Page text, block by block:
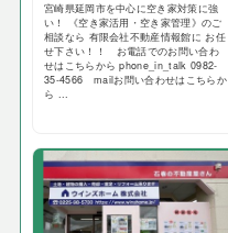
宮崎県延岡市を中心に空き家対策に強
い！ 《空き家活用・空き家管理》のご
相談なら 有限会社不動産情報館に お任
せ下さい！！ お電話でのお問い合わ
せはこちらから phone_in_talk 0982-
35-4566 mailお問い合わせはこちらか
ら ...